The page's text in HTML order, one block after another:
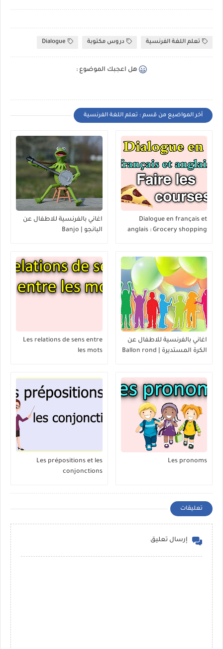
تعلم اللغة الفرنسية دروس مكتوبة Dialogue
هل اعجبك الموضوع :
أخر المواضيع من قسم : تعلم اللغة الفرنسية
Dialogue en français et
anglais : Grocery shopping
اغاني بالفرنسية للاطفال عن
البانجو | Banjo
اغاني بالفرنسية للاطفال عن
الكرة المستديرة | Ballon rond
Les relations de sens entre
les mots
Les pronoms
Les prépositions et les
conjonctions
تعليقات
إرسال تعليق